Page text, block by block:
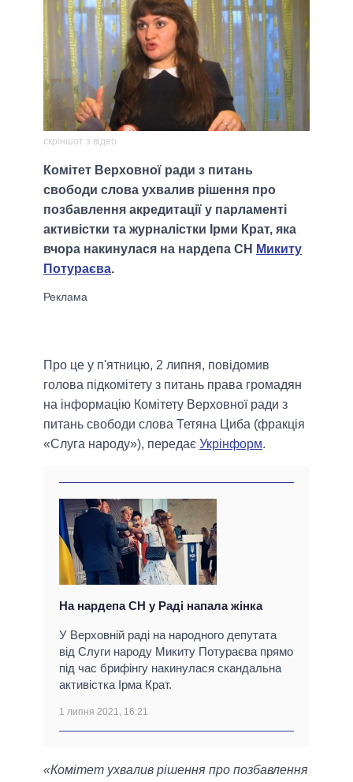
скріншот з відео
Комітет Верховної ради з питань
свободи слова ухвалив рішення про
позбавлення акредитації у парламенті
активістки та журналістки Ірми Крат, яка
вчора накинулася на нардепа СН Микиту
Потураєва.
Про це у п'ятницю, 2 липня, повідомив
голова підкомітету з питань права громадян
на інформацію Комітету Верховної ради з
питань свободи слова Тетяна Циба (фракція
«Слуга народу»), передає Укрінформ.
На нардепа СН у Раді напала жінка
У Верховній раді на народного депутата
від Слуги народу Микиту Потураєва прямо
під час брифінгу накинулася скандальна
активістка Ірма Крат.
1 липня 2021, 16:21
«Комітет ухвалив рішення про позбавлення